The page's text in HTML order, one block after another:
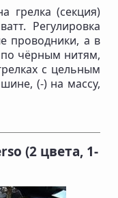
грелка (секция)
Регулировка
проводники, а в
чёрным нитям,
с цельным
(-) на массу,
(2 цвета, 1-